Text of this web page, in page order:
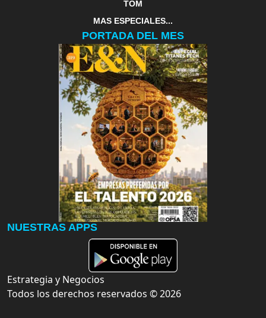
TOM
MAS ESPECIALES...
PORTADA DEL MES
NUESTRAS APPS
Estrategia y Negocios
Todos los derechos reservados ©2026